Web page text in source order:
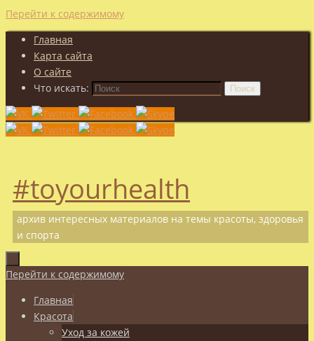
Перейти к содержимому
Главная
Карта сайта
О сайте
Что искать:
Поиск
#toyourhealth
архив интересных материалов на темы красоты, здоровья
и спорта
Перейти к содержимому
Главная
Красота
Уход за кожей